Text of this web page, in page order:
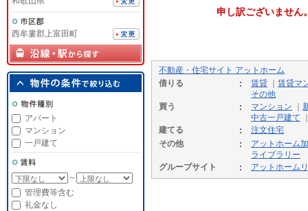
申し訳ございません
不動産・住宅サイト アットホーム
借りる
賃貸
賃貸マ
その他
買う
マンション
中古一戸建て
建てる
注文住宅
その他
アットホーム
ライブラリー
グループサイト
アットホーム
西牟婁郡上富田町
アパート
マンション
一戸建て
～
管理費等含む
礼金なし